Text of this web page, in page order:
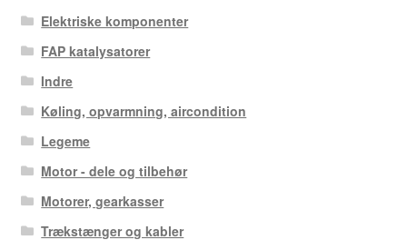
Elektriske komponenter
FAP katalysatorer
Indre
Køling, opvarmning, aircondition
Legeme
Motor - dele og tilbehør
Motorer, gearkasser
Trækstænger og kabler